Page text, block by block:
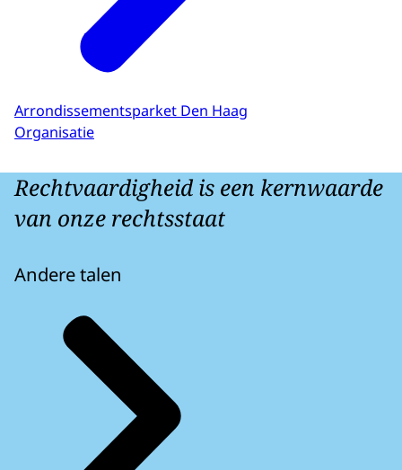
Arrondissementsparket Den Haag
Organisatie
Rechtvaardigheid is een kernwaarde
van onze rechtsstaat
Andere talen